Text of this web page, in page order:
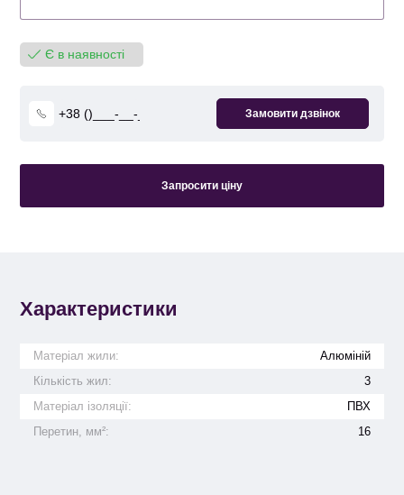
Є в наявності
Запросити ціну
Характеристики
Матеріал жили:
Алюміній
Кількість жил:
3
Матеріал ізоляції:
ПВХ
Перетин, мм²:
16